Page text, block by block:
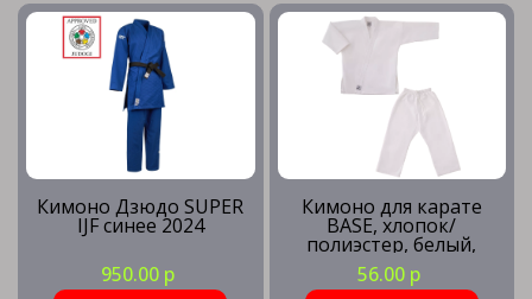
Кимоно Дзюдо SUPER
IJF синее 2024
950.00 р
Кимоно для карате
BASE, хлопок/
полиэстер, белый,
0/130
56.00 р